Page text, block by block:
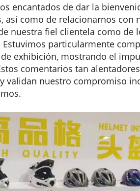
encantados de dar la
así como de relacionarnos con
nuestra fiel clientela como de
particularmente
exhibición, mostrando el
comentarios tan
validan nuestro compromiso